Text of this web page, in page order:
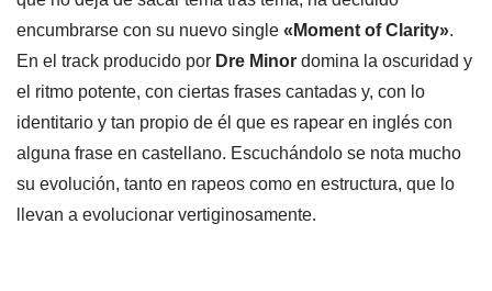
encumbrarse con su nuevo single «Moment of Clarity».
En el track producido por Dre Minor domina la oscuridad y
el ritmo potente, con ciertas frases cantadas y, con lo
identitario y tan propio de él que es rapear en inglés con
alguna frase en castellano. Escuchándolo se nota mucho
su evolución, tanto en rapeos como en estructura, que lo
llevan a evolucionar vertiginosamente.